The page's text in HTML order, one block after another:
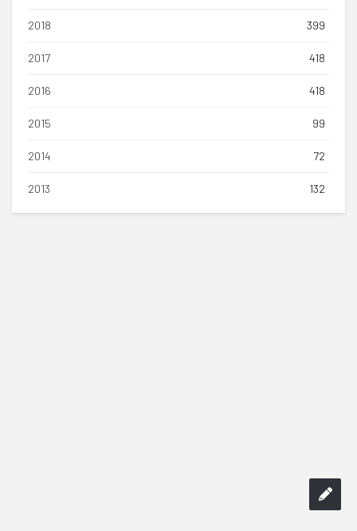
2018 399
2017 418
2016 418
2015 99
2014 72
2013 132